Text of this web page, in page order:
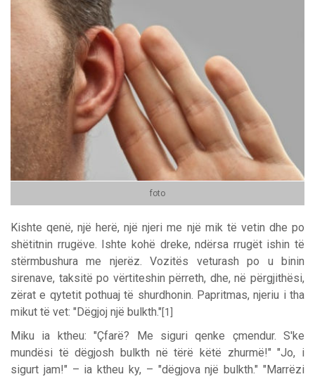
foto
Kishte qenë, një herë, një njeri me një mik të vetin dhe po
shëtitnin rrugëve. Ishte kohë dreke, ndërsa rrugët ishin të
stërmbushura me njerëz. Vozitës veturash po u binin
sirenave, taksitë po vërtiteshin përreth, dhe, në përgjithësi,
zërat e qytetit pothuaj të shurdhonin. Papritmas, njeriu i tha
mikut të vet: "Dëgjoj një bulkth."[1]
Miku ia ktheu: "Çfarë? Me siguri qenke çmendur. S'ke
mundësi të dëgjosh bulkth në tërë këtë zhurmë!" "Jo, i
sigurt jam!" – ia ktheu ky, – "dëgjova një bulkth." "Marrëzi